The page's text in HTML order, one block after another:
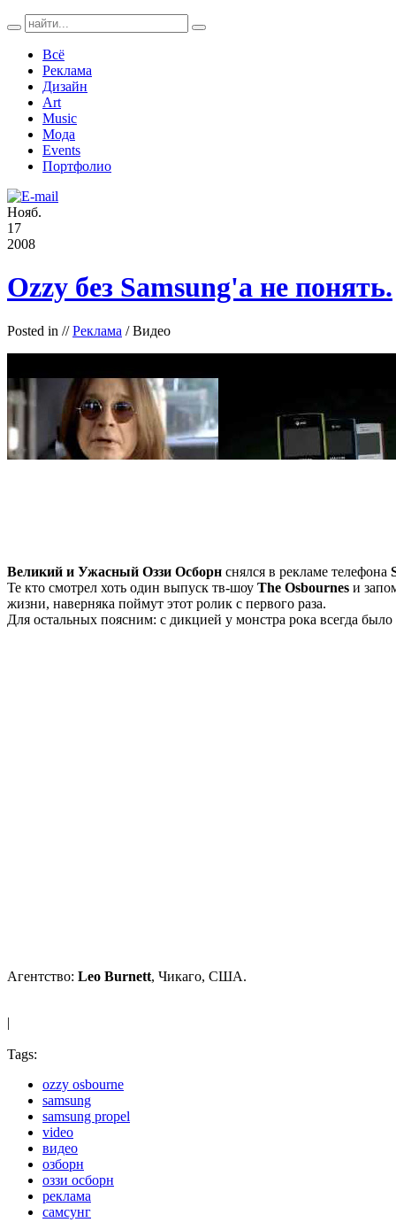
Всё
Реклама
Дизайн
Art
Music
Мода
Events
Портфолио
Нояб.
17
2008
Ozzy без Samsung'а не понять.
Posted in //Реклама / Видео
Великий и Ужасный Оззи Осборн снялся в рекламе телефона
Те кто смотрел хоть один выпуск тв-шоу The Osbournes и
жизни, наверняка поймут этот ролик с первого раза.
Для остальных поясним: с дикцией у монстра рока всегда было
Агентство: Leo Burnett, Чикаго, США.
|
Tags:
ozzy osbourne
samsung
samsung propel
video
видео
озборн
оззи осборн
реклама
самсунг